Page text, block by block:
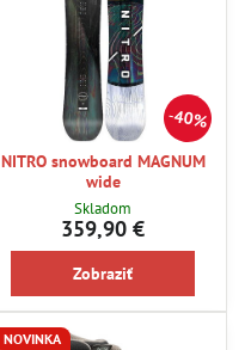
40%
NITRO snowboard MAGNUM
wide
Skladom
359,90 €
Zobraziť
NOVINKA